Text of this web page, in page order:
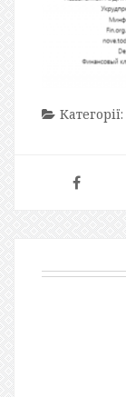
Категорії: